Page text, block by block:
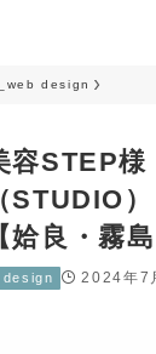
design
容STEP
STUDIO
姶良・霧島
design 2024年7